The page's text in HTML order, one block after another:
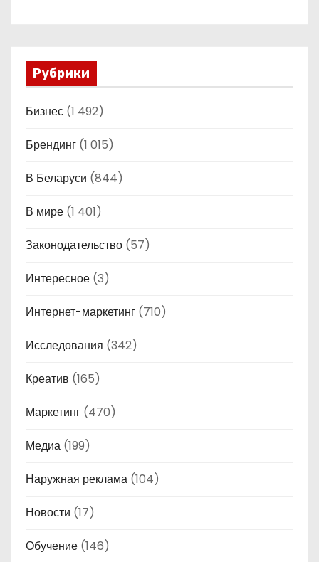
Рубрики
Бизнес (1 492)
Брендинг (1 015)
В Беларуси (844)
В мире (1 401)
Законодательство (57)
Интересное (3)
Интернет-маркетинг (710)
Исследования (342)
Креатив (165)
Маркетинг (470)
Медиа (199)
Наружная реклама (104)
Новости (17)
Обучение (146)